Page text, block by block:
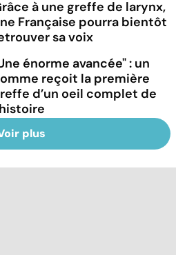
à une greffe de larynx,
Française pourra bientôt
sa voix
énorme avancée" : un
reçoit la première
d’un oeil complet de
plus